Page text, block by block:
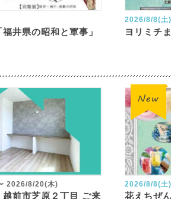
井県の昭和と軍事」
2026/8/8(土)
ヨリミチ
2026/8/20(木)
越前市芝原２丁目 ご来
2026/8/8(土)
花えちぜ